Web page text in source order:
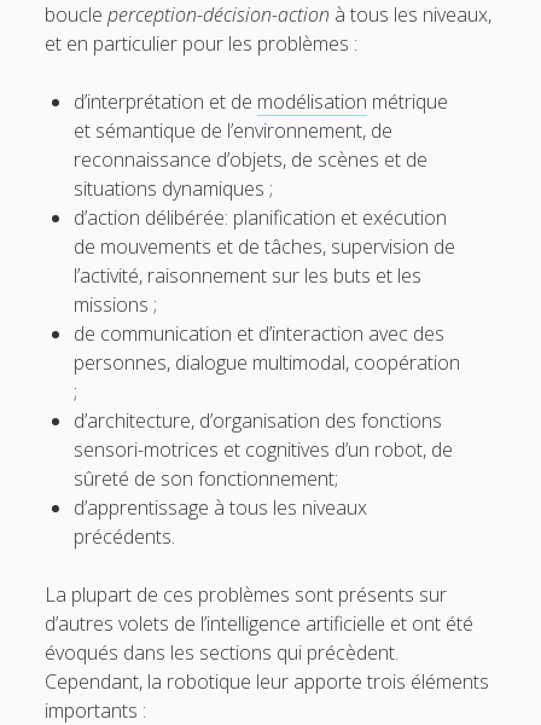
boucleperception-décision-action à tous les niveaux,
et en particulier pour les problèmes :
d’interprétation et de modélisation métrique
et sémantique de l’environnement, de
reconnaissance d’objets, de scènes et de
situations dynamiques ;
d’action délibérée: planification et exécution
de mouvements et de tâches, supervision de
l’activité, raisonnement sur les buts et les
missions ;
de communication et d’interaction avec des
personnes, dialogue multimodal, coopération
;
d’architecture, d’organisation des fonctions
sensori-motrices et cognitives d’un robot, de
sûreté de son fonctionnement;
d’apprentissage à tous les niveaux
précédents.
La plupart de ces problèmes sont présents sur
d’autres volets de l’intelligence artificielle et ont été
évoqués dans les sections qui précèdent.
Cependant, la robotique leur apporte trois éléments
importants :